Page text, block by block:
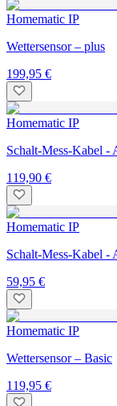
Homematic IP
Wettersensor – plus
199,95 €
Homematic IP
Schalt-Mess-Kabel -
119,90 €
Homematic IP
Schalt-Mess-Kabel -
59,95 €
Homematic IP
Wettersensor – Basic
119,95 €